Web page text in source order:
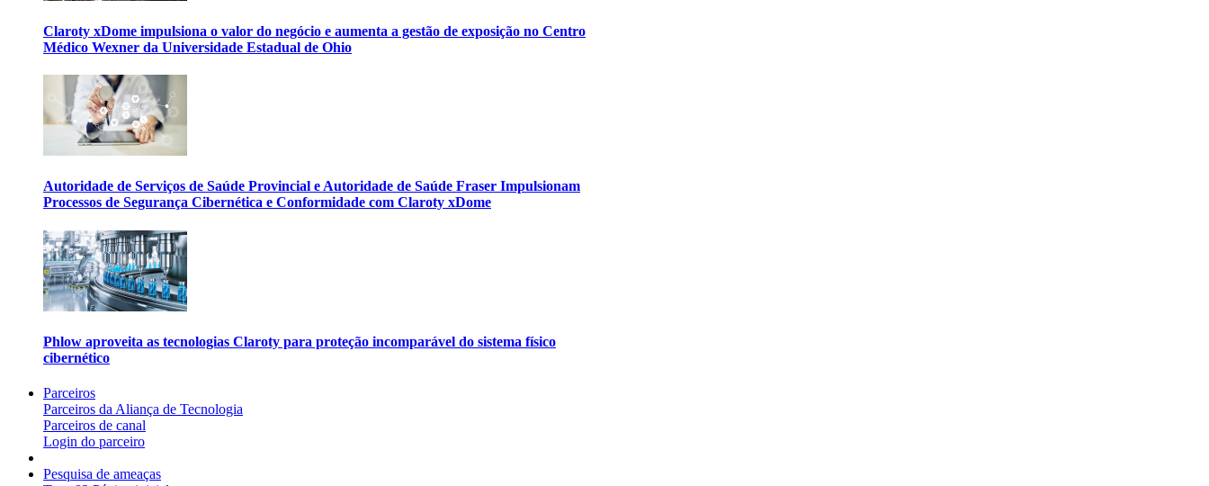
Claroty xDome impulsiona o valor do negócio e aumenta a gestão de exposição no Centro
Médico Wexner da Universidade Estadual de Ohio
Autoridade de Serviços de Saúde Provincial e Autoridade de Saúde Fraser Impulsionam
Processos de Segurança Cibernética e Conformidade com Claroty xDome
Phlow aproveita as tecnologias Claroty para proteção incomparável do sistema físico
cibernético
Parceiros
Parceiros da Aliança de Tecnologia
Parceiros de canal
Login do parceiro
Pesquisa de ameaças